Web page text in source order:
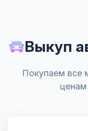
Выкуп
Покупаем все